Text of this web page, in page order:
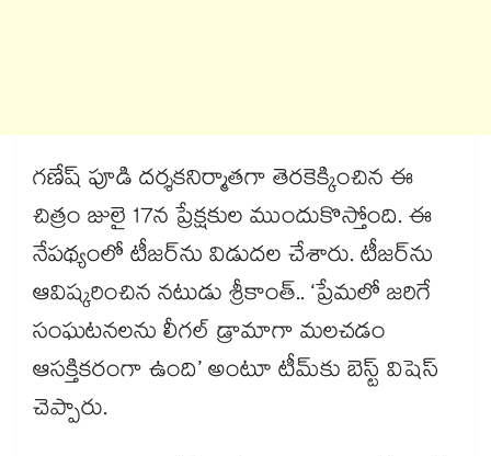
గణేష్ పూడి దర్శకనిర్మాతగా తెరకెక్కించిన ఈ
చిత్రం జులై 17న ప్రేక్షకుల ముందుకొస్తోంది. ఈ
నేపథ్యంలో టీజర్‌‌‌‌‌‌‌‌ను విడుదల చేశారు. టీజర్‌‌‌‌‌‌‌‌ను
ఆవిష్కరించిన నటుడు శ్రీకాంత్‌‌‌‌.. ‘ప్రేమలో జరిగే
సంఘటనలను లీగల్ డ్రామాగా మలచడం
ఆసక్తికరంగా ఉంది’ అంటూ టీమ్‌‌‌‌కు బెస్ట్ విషెస్
చెప్పారు.